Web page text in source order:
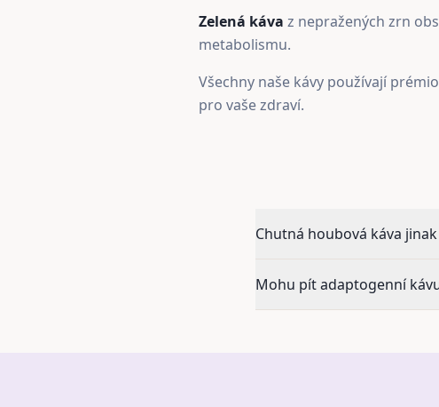
Zelená káva z nepražených zrn
metabolismu.
Všechny naše kávy používají
pro vaše zdraví.
Chutná houbová káva
Mohu pít adaptogenní